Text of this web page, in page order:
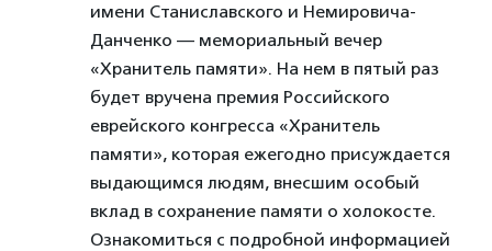
имени Станиславского и Немировича-
Данченко — мемориальный вечер
«Хранитель памяти». На нем в пятый раз
будет вручена премия Российского
еврейского конгресса «Хранитель
памяти», которая ежегодно присуждается
выдающимся людям, внесшим особый
вклад в сохранение памяти о холокосте.
Ознакомиться с подробной информацией